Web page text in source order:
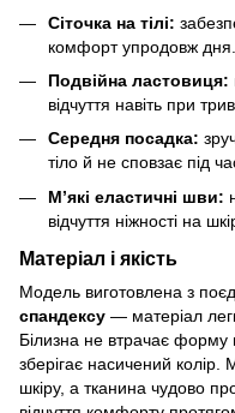
Сіточка на тілі:
комфорт упродовж дня.
Подвійна ластовиця:
відчуття навіть при
Середня посадка:
тіло й не сповзає під
М’які еластичні шви:
відчуття ніжності на
Матеріал і якість
Модель виготовлена з
спандексу — матеріал
Білизна не втрачає форму
зберігає насичений
шкіру, а тканина чудово